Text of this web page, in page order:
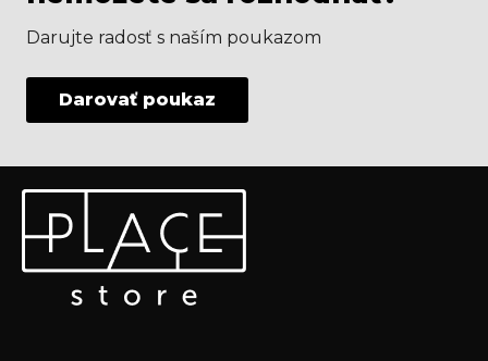
Darujte radosť s naším poukazom
Darovať poukaz
Odoberať newsletter
Vložte svoj e-mail a my Vám budeme zasielať informácie
o nových produktoch na našom e-shope.